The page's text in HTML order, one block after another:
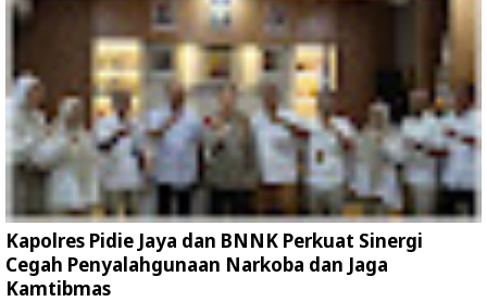
Kapolres Pidie Jaya dan BNNK Perkuat Sinergi
Cegah Penyalahgunaan Narkoba dan Jaga
Kamtibmas